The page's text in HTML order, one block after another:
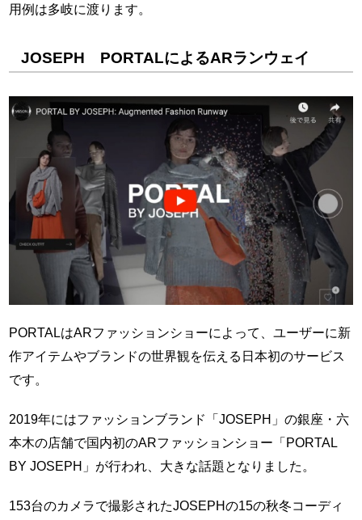
用例は多岐に渡ります。
JOSEPH PORTALによるARランウェイ
PORTALはARファッションショーによって、ユーザーに新
作アイテムやブランドの世界観を伝える日本初のサービス
です。
2019年にはファッションブランド「JOSEPH」の銀座・六
本木の店舗で国内初のARファッションショー「PORTAL
BY JOSEPH」が行われ、大きな話題となりました。
153台のカメラで撮影されたJOSEPHの15の秋冬コーディ